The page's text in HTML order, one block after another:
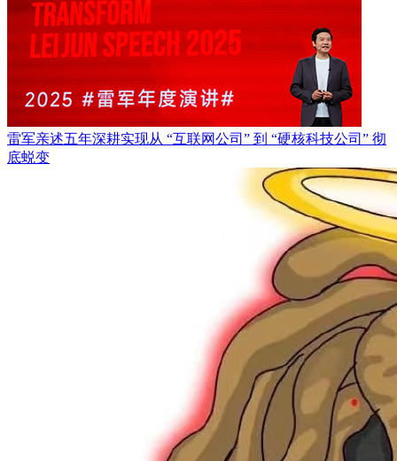
雷军亲述五年深耕实现从 “互联网公司” 到 “硬核科技公司” 彻
底蜕变